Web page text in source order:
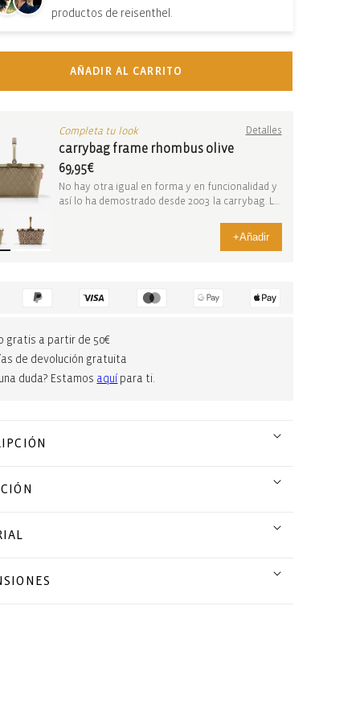
productos de reisenthel.
AÑADIR AL CARRITO
Completa tu look Detalles
carrybag frame rhombus olive
69,95€
No hay otra igual en forma y en funcionalidad y
así lo ha demostrado desde 2003 la carrybag. La
+Añadir
gratis a partir de 50€
de devolución gratuita
duda? Estamos aquí para ti.